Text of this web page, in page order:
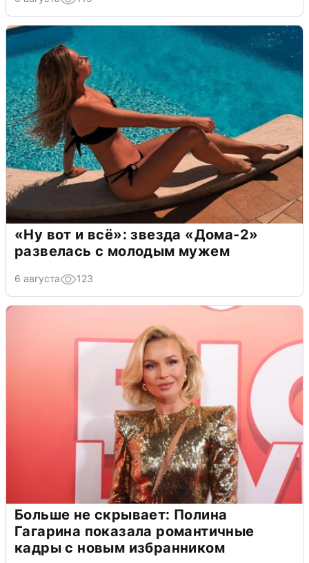
«Ну вот и всё»: звезда «Дома-2»
развелась с молодым мужем
6 августа 123
Больше не скрывает: Полина
Гагарина показала романтичные
кадры с новым избранником